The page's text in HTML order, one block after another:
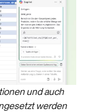
und auch
werden